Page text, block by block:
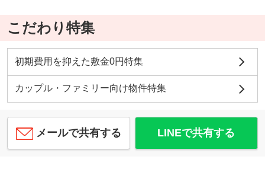
こだわり特集
初期費用を抑えた敷金0円特集
カップル・ファミリー向け物件特集
メールで共有する LINEで共有する